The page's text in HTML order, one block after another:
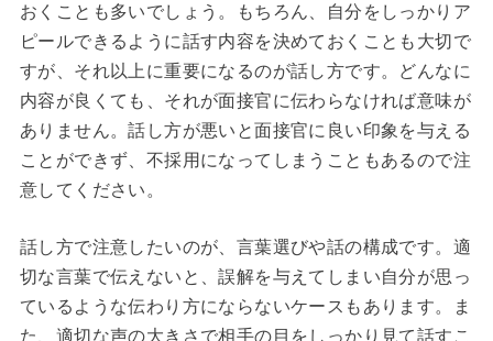
おくことも多いでしょう。もちろん、自分をしっかりア
ピールできるように話す内容を決めておくことも大切で
すが、それ以上に重要になるのが話し方です。どんなに
内容が良くても、それが面接官に伝わらなければ意味が
ありません。話し方が悪いと面接官に良い印象を与える
ことができず、不採用になってしまうこともあるので注
意してください。
話し方で注意したいのが、言葉選びや話の構成です。適
切な言葉で伝えないと、誤解を与えてしまい自分が思っ
ているような伝わり方にならないケースもあります。ま
た、適切な声の大きさで相手の目をしっかり見て話すこ